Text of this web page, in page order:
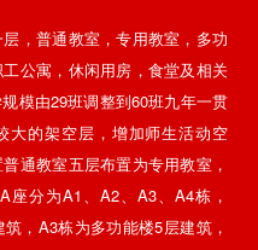
，普通教室，专用教室，多功
公寓，休闲用房，食堂及相关
模由29班调整到60班九年一贯
大的架空层，增加师生活动空
通教室五层布置为专用教室，
分为A1、A2、A3、A4栋，
，A3栋为多功能楼5层建筑，